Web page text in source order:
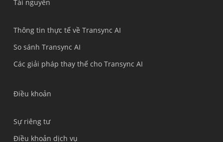
Tài nguyên
Thông tin thực tế về Transync AI
So sánh Transync AI
Các giải pháp thay thế cho Transync AI
Điều khoản
Sự riêng tư
Điều khoản dịch vụ